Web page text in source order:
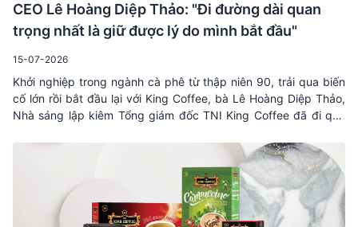
CEO Lê Hoàng Diệp Thảo: "Đi đường dài quan
trọng nhất là giữ được lý do mình bắt đầu"
15-07-2026
Khởi nghiệp trong ngành cà phê từ thập niên 90, trải qua biến
cố lớn rồi bắt đầu lại với King Coffee, bà Lê Hoàng Diệp Thảo,
Nhà sáng lập kiêm Tổng giám đốc TNI King Coffee đã đi qua
tiếp tục bước tiếp. Trong cuộc trò chuyện dưới đây, bà chia sẻ
về triết lý kinh doanh, cách đưa ra quyết định trong giai đoạn
khó khăn và những điều bà cho là cốt lõi khi xây dựng một
thương hiệu bền vững.